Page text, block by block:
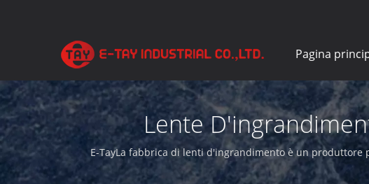
Pagina
Lente
E-TayLa fabbrica di lenti d'ingrandimento è un